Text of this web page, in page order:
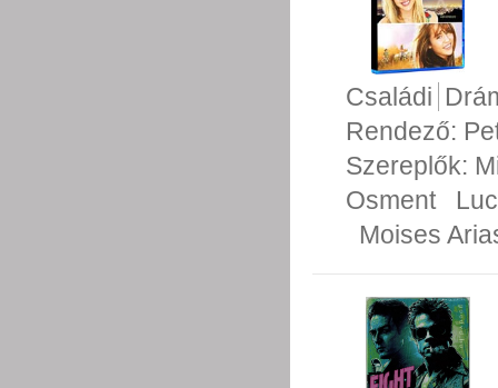
Családi
Rendező:
Szereplők:
Osment
Moises